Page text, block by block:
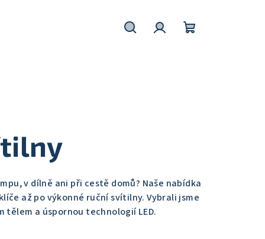
v dílně ani při cestě domů? Naše nabídka
až po výkonné ruční svítilny. Vybrali jsme
tělem a úspornou technologií LED.